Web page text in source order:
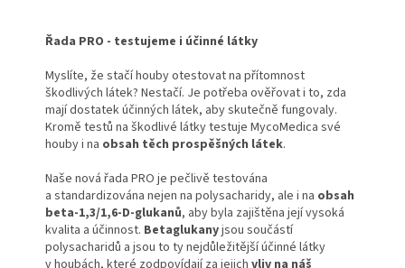
Řada PRO - testujeme i účinné látky
Myslíte, že stačí houby otestovat na přítomnost
škodlivých látek? Nestačí. Je potřeba ověřovat i to, zda
mají dostatek účinných látek, aby skutečně fungovaly.
Kromě testů na škodlivé látky testuje MycoMedica své
houby i na obsah těch prospěšných látek.
Naše nová řada PRO je pečlivě testována
a standardizována nejen na polysacharidy, ale i na obsah
beta-1,3/1,6-D-glukanů, aby byla zajištěna její vysoká
kvalita a účinnost. Betaglukanyjsou součástí
polysacharidů a jsou to ty nejdůležitější účinné látky
v houbách, které zodpovídají za jejich vliv na náš